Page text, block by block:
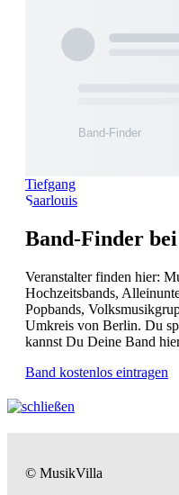
Tiefgang
Saarlouis
Band-Finder
Veranstalter finden hier:
Hochzeitsbands,
Popbands,
Umkreis von Berlin. Du
kannst Du Deine Band
Band kostenlos eintragen
© MusikVilla